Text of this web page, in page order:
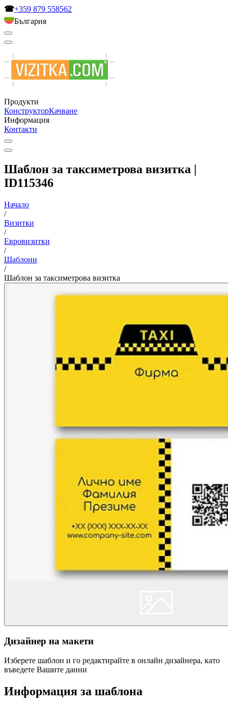
☎+359 879 558562
България
Продукти
КонструкторКачване
Информация
Контакти
Шаблон за таксиметрова визитка |
ID115346
Начало
/
Визитки
/
Евровизитки
/
Шаблони
/
Шаблон за таксиметрова визитка
Дизайнер на макети
Изберете шаблон и го редактирайте в онлайн дизайнера, като
въведете Вашите данни
Информация за шаблона